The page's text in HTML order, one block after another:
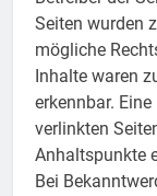
Seiten wurden
mögliche
Inhalte waren
erkennbar.
verlinkten
Anhaltspunkte
Bei